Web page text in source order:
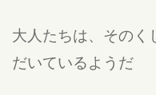
大人たちは、そのく
だいているようだ